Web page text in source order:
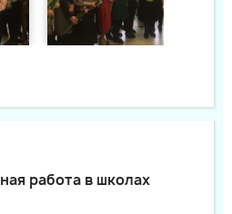
работа в школах